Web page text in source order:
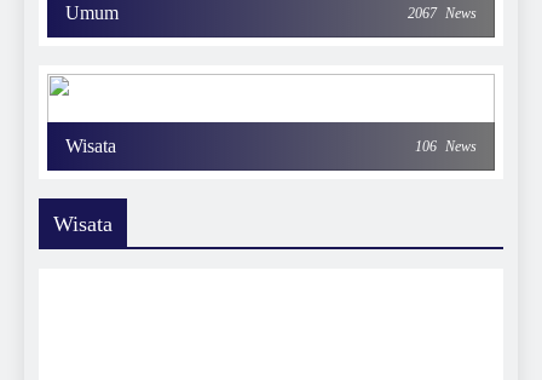
Umum 2067 News
Wisata 106 News
Wisata